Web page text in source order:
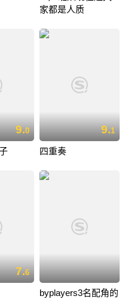
家都是人质
9.0 9.1
四重奏
7.6
byplayers3名配角的